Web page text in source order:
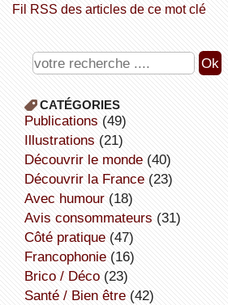
Fil RSS des articles de ce mot clé
CATÉGORIES
publications (49)
illustrations (21)
découvrir le monde(40)
découvrir la France(23)
avec humour(18)
avis consommateurs (31)
côté pratique(47)
Francophonie(16)
Brico / Déco(23)
Santé / Bien être(42)